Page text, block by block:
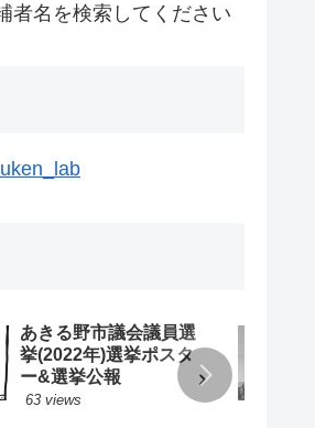
者名を検索してください
あきる野市議会議員選
挙(2022年)選挙ポスタ
ー&選挙公報
63 views